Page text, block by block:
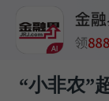
“小非农”